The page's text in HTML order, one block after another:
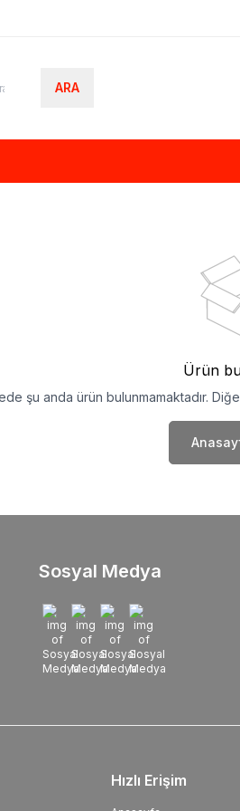
ARA
Ürün
şu anda ürün bulunmamaktadır.
Sosyal Medya
Hızlı Erişim